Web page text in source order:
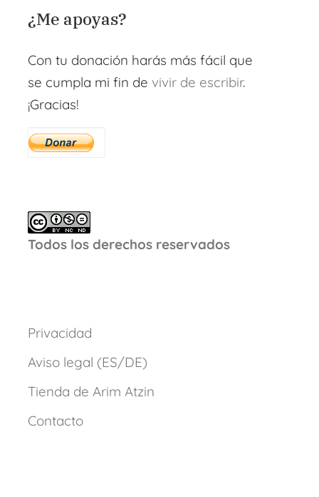
¿Me apoyas?
Con tu donación harás más fácil que
se cumpla mi fin de vivir de escribir.
¡Gracias!
Todos los derechos reservados
Privacidad
Aviso legal (ES/DE)
Tienda de Arim Atzin
Contacto